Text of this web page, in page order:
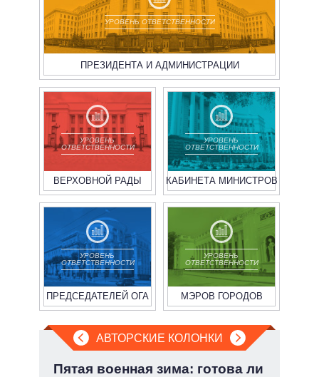
УРОВЕНЬ ОТВЕТСТВЕННОСТИ
ПРЕЗИДЕНТА И АДМИНИСТРАЦИИ
УРОВЕНЬ
ОТВЕТСТВЕННОСТИ
ВЕРХОВНОЙ РАДЫ
УРОВЕНЬ
ОТВЕТСТВЕННОСТИ
КАБИНЕТА МИНИСТРОВ
УРОВЕНЬ
ОТВЕТСТВЕННОСТИ
ПРЕДСЕДАТЕЛЕЙ ОГА
УРОВЕНЬ
ОТВЕТСТВЕННОСТИ
МЭРОВ ГОРОДОВ
АВТОРСКИЕ КОЛОНКИ
Пятая военная зима: готова ли